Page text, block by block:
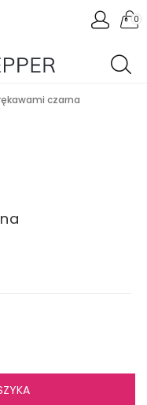
0
czarna